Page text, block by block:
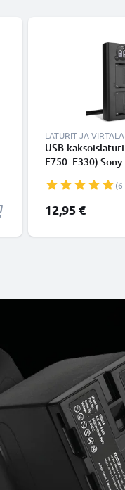
LATURIT JA
USB-
F750 -F330)
NEX-FS700RH
laitteille + 1m +
valmistajalta
12,95 €